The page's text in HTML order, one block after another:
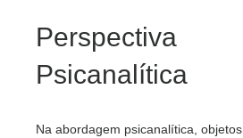
Perspectiva
Psicanalítica
Na abordagem psicanalítica, objetos